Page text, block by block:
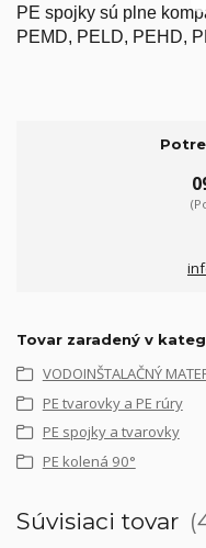
PE spojky sú plne
PEMD, PELD, PEHD,
Tovar zaradený v
VODOINŠTALAČNÝ
PE tvarovky a PE rúry
PE spojky a tvarovky
PE kolená 90°
Súvisiaci tovar